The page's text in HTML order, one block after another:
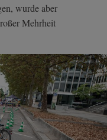
wurde aber
Mehrheit